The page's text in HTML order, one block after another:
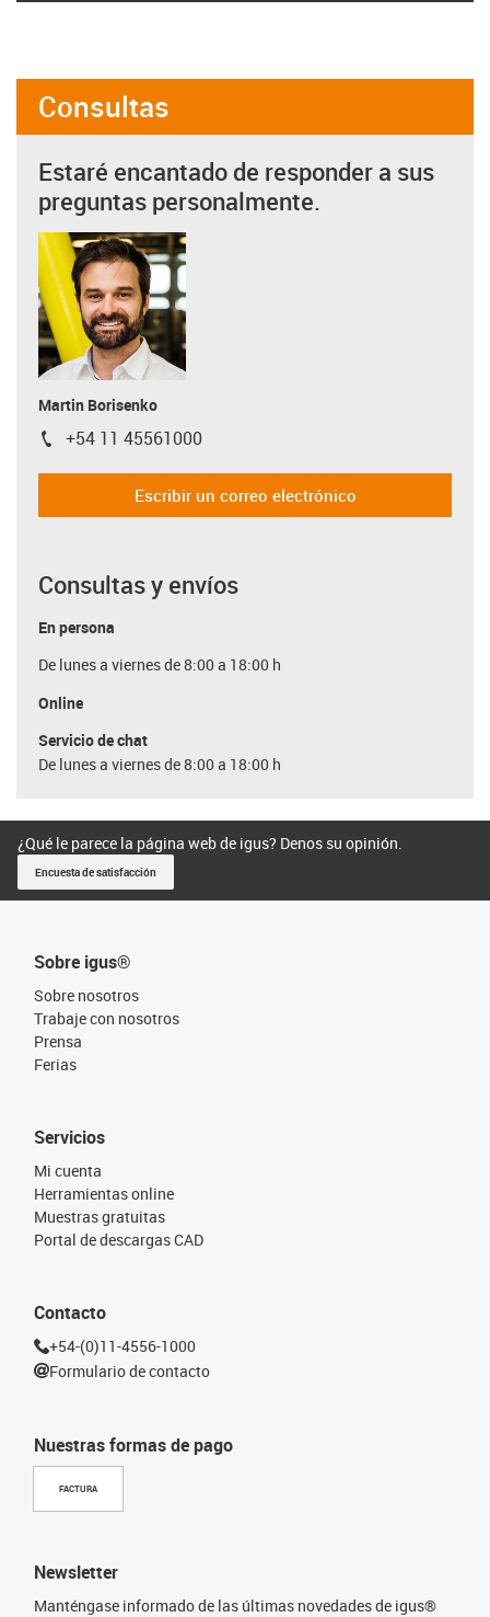
Consultas
Estaré encantado de responder a sus
preguntas personalmente.
Martin Borisenko
igus-icon-phone
+54 11 45561000
Escribir un correo electrónico
Consultas y envíos
En persona
De lunes a viernes de 8:00 a 18:00 h
Online
Servicio de chat
De lunes a viernes de 8:00 a 18:00 h
¿Qué le parece la página web de igus? Denos su opinión.
Encuesta de satisfacción
Sobre igus®
Sobre nosotros
Trabaje con nosotros
Prensa
Ferias
Nuestras formas de pago
FACTURA
Servicios
Mi cuenta
Herramientas online
Muestras gratuitas
Portal de descargas CAD
Contacto
+54-(0)11-4556-1000
Formulario de contacto
Newsletter
Manténgase informado de las últimas novedades de igus®